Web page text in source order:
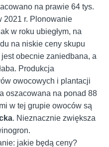
na prawie 64 tys.
2021 r. Plonowanie
w roku ubiegłym, na
na niskie ceny skupu
obecnie zaniedbana, a
Produkcja
owocowych i plantacji
oszacowana na ponad 88
w tej grupie owoców są
. Nieznacznie zwiększa
jakie będą ceny?